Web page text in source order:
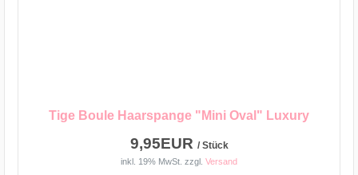
Tige Boule Haarspange "Mini Oval" Luxury
9,95EUR / Stück
inkl. 19% MwSt. zzgl. Versand